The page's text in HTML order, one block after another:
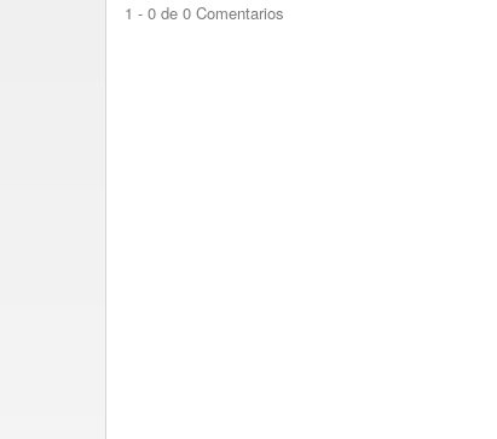
1 - 0 de 0 Comentarios